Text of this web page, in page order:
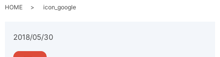
HOME icon_google
2018/05/30